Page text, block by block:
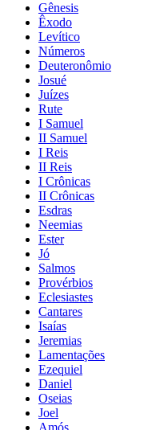
Gênesis
Êxodo
Levítico
Números
Deuteronômio
Josué
Juízes
Rute
I Samuel
II Samuel
I Reis
II Reis
I Crônicas
II Crônicas
Esdras
Neemias
Ester
Jó
Salmos
Provérbios
Eclesiastes
Cantares
Isaías
Jeremias
Lamentações
Ezequiel
Daniel
Oseias
Joel